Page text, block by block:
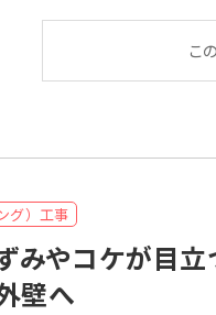
こ
グ）工事
やコケが目立
壁へ